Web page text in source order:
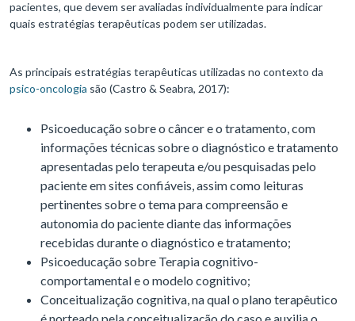
pacientes, que devem ser avaliadas individualmente para indicar
quais estratégias terapêuticas podem ser utilizadas.
As principais estratégias terapêuticas utilizadas no contexto da
psico-oncologia são (Castro & Seabra, 2017):
Psicoeducação sobre o câncer e o tratamento, com
informações técnicas sobre o diagnóstico e tratamento
apresentadas pelo terapeuta e/ou pesquisadas pelo
paciente em sites confiáveis, assim como leituras
pertinentes sobre o tema para compreensão e
autonomia do paciente diante das informações
recebidas durante o diagnóstico e tratamento;
Psicoeducação sobre Terapia cognitivo-
comportamental e o modelo cognitivo;
Conceitualização cognitiva, na qual o plano terapêutico